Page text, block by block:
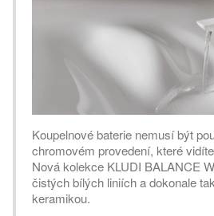
Koupelnové baterie nemusí být
chromovém provedení, které
Nová kolekce KLUDI BALANCE
čistých bílých liniích a dokonale
keramikou.